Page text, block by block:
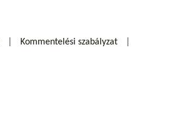
Kommentelési szabályzat